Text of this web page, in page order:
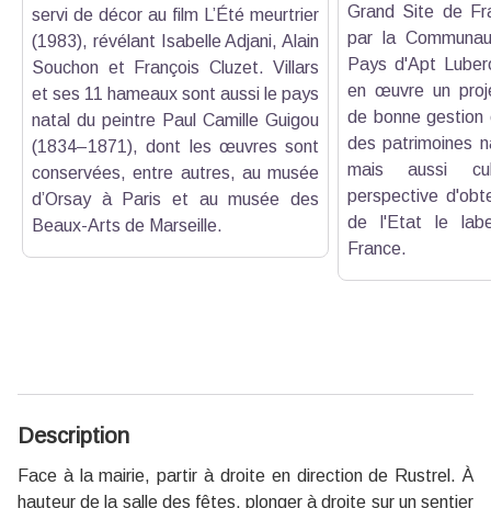
servi de décor au film L’Été meurtrier
(1983), révélant Isabelle Adjani, Alain
Souchon et François Cluzet. Villars
et ses 11 hameaux sont aussi le pays
natal du peintre Paul Camille Guigou
(1834–1871), dont les œuvres sont
conservées, entre autres, au musée
d’Orsay à Paris et au musée des
Beaux-Arts de Marseille.
Grand Site de
par la
Pays d'Apt
en œuvre un
de bonne
des patrimoines
mais aussi
perspective
de l'Etat le
France.
Description
Face à la mairie, partir à droite en direction de Rustrel. À
hauteur de la salle des fêtes, plonger à droite sur un sentier